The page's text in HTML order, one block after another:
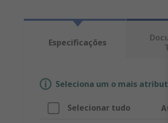
Especificações
Seleciona um o mais
Selecionar tudo